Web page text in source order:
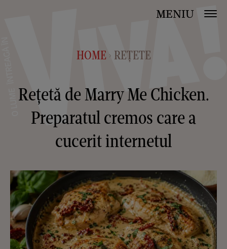
MENIU
HOME > REȚETE
Rețetă de Marry Me Chicken.
Preparatul cremos care a
cucerit internetul